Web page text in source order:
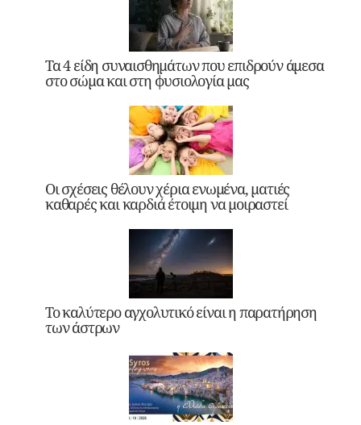
Τα 4 είδη συναισθημάτων που επιδρούν άμεσα
στο σώμα και στη φυσιολογία μας
Οι σχέσεις θέλουν χέρια ενωμένα, ματιές
καθαρές και καρδιά έτοιμη να μοιραστεί
Το καλύτερο αγχολυτικό είναι η παρατήρηση
των άστρων